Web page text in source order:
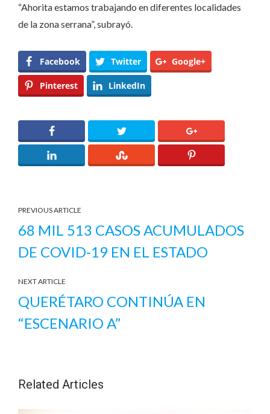
“Ahorita estamos trabajando en diferentes localidades
de la zona serrana”, subrayó.
Facebook Twitter Google+
Pinterest LinkedIn
PREVIOUS ARTICLE
68 MIL 513 CASOS ACUMULADOS
DE COVID-19 EN EL ESTADO
NEXT ARTICLE
QUERÉTARO CONTINÚA EN
“ESCENARIO A”
Related Articles